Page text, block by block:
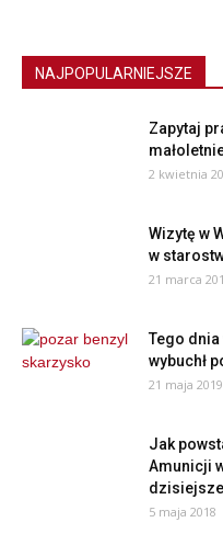
NAJPOPULARNIEJSZE
Zapytaj
2 kwietnia
Wizytę w
w
21 marca
Tego dnia
wybuchł
21 maja 2019
Jak
Amunicji
5 maja 2018